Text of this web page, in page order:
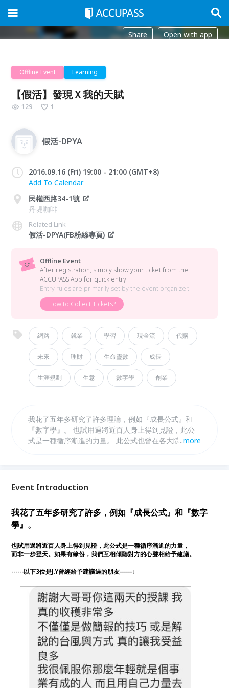
Share Open with app
Offline Event Learning
【假活】發現Ｘ我的天賦
129 1
假活-DPYA
2016.09.16 (Fri) 19:00 - 21:00 (GMT+8)
Add To Calendar
民權西路34-1號
丹堤咖啡
Related Link
假活-DPYA(FB粉絲專頁)
Offline Event
After registration, simply show your ticket from the
ACCUPASS App for quick entry.
Entry rules are primarily set by the event organizer.
How to Collect Tickets?
網路 就業 學習 現金流 代購
未來 理財 生命靈數 成長
生涯規劃 生意 數字學 創業
我花了五年多研究了許多理論，例如『成長公式』和
『數字學』。 也試用過將近百人身上得到見證，此公
式是一種循序漸進的力量。 此公式也曾在各大院校、
...more
Event Introduction
我花了五年多研究了許多，例如『成長公式』和『數字
學』。
也試用過將近百人身上得到見證，此公式是一種循序漸進的力量，
而非一步登天。如果有緣份，我們互相傾聽對方的心聲相給予建議。
------以下3位是J.Y曾經給予建議過的朋友------↓